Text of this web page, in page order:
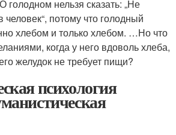
нельзя сказать: „Не
потому что голодный
хлебом и только хлебом. …Но что
когда у него вдоволь хлеба,
желудок не требует пищи?
психология